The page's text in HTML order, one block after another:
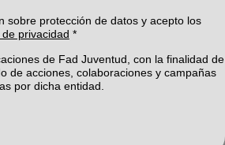
sobre protección de datos y acepto los
privacidad *
de Fad Juventud, con la finalidad de
de acciones, colaboraciones y campañas
por dicha entidad.